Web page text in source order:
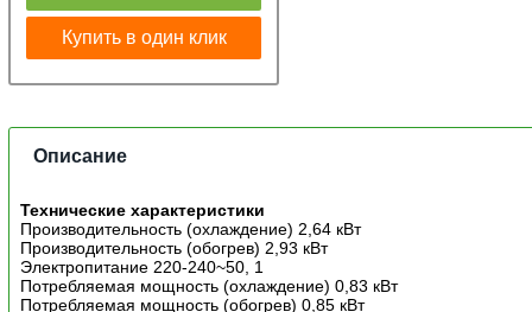
Купить в один клик
Описание
Технические характеристики
Производительность (охлаждение) 2,64 кВт
Производительность (обогрев) 2,93 кВт
Электропитание 220-240~50, 1
Потребляемая мощность (охлаждение) 0,83 кВт
Потребляемая мощность (обогрев) 0,85 кВт